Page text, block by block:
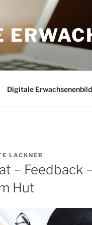
Digitale
LACKNER
– Feedback
Hut